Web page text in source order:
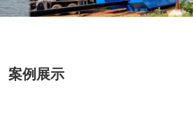
案例展示